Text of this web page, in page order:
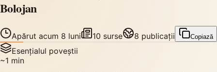
Bolojan
Apărut acum 8 luni 10 surse 8 publicații Copiază
Esențialul poveștii
~1 min